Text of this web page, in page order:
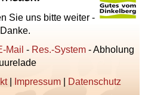
Sie uns bitte weiter -
Danke.
Mail - Res.-System - Abholung
| Impressum
Datenschutz